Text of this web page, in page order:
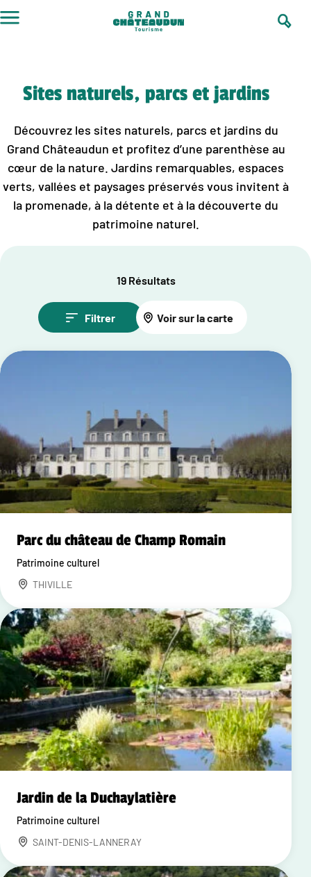
au
Sites naturels, parcs et jardins
Découvrez les sites naturels, parcs et jardins du
Grand Châteaudun et profitez d’une parenthèse au
cœur de la nature. Jardins remarquables, espaces
verts, vallées et paysages préservés vous invitent à
la promenade, à la détente et à la découverte du
patrimoine naturel.
19 Résultats
Filtrer Voir sur la carte
Parc du château de Champ Romain
Patrimoine culturel
THIVILLE
Jardin de la Duchaylatière
Patrimoine culturel
SAINT-DENIS-LANNERAY